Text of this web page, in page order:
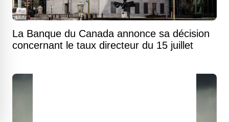
La Banque du Canada annonce sa décision
concernant le taux directeur du 15 juillet